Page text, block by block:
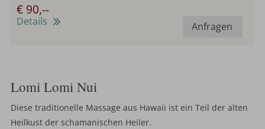
€ 90,--
Anfragen
Details
Lomi Lomi Nui
Diese traditionelle Massage aus Hawaii ist ein Teil der alten
Heilkust der schamanischen Heiler.